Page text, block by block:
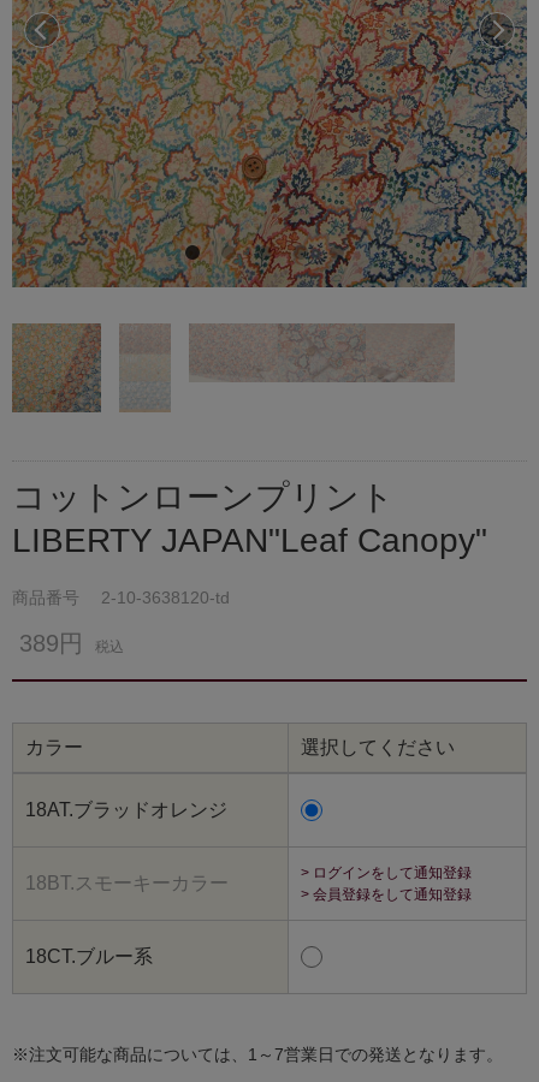
前へ 次へ
コットンローンプリント
LIBERTY JAPAN"Leaf Canopy"
商品番号 2-10-3638120-td
389円 税込
カラー 選択してください
18AT.ブラッドオレンジ
18BT.スモーキーカラー
> ログインをして通知登録
> 会員登録をして通知登録
18CT.ブルー系
※注文可能な商品については、1～7営業日での発送となります。